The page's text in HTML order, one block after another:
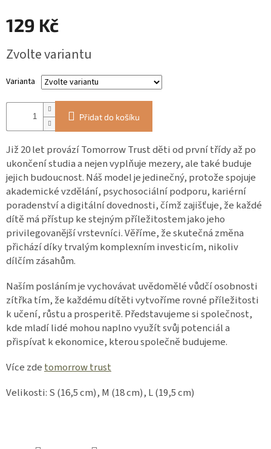
129 Kč
cena:
Zvolte variantu
Varianta
Přidat do košíku
Již 20 let provází Tomorrow Trust děti od první třídy až po
ukončení studia a nejen vyplňuje mezery, ale také buduje
jejich budoucnost. Náš model je jedinečný, protože spojuje
akademické vzdělání, psychosociální podporu, kariérní
poradenství a digitální dovednosti, čímž zajišťuje, že každé
dítě má přístup ke stejným příležitostem jako jeho
privilegovanější vrstevníci. Věříme, že skutečná změna
přichází díky trvalým komplexním investicím, nikoliv
dílčím zásahům.
Naším posláním je vychovávat uvědomělé vůdčí osobnosti
zítřka tím, že každému dítěti vytvoříme rovné příležitosti
k učení, růstu a prosperitě. Představujeme si společnost,
kde mladí lidé mohou naplno využít svůj potenciál a
přispívat k ekonomice, kterou společně budujeme.
Více zdetomorrow trust
Velikosti: S (16,5 cm), M (18 cm), L (19,5 cm)